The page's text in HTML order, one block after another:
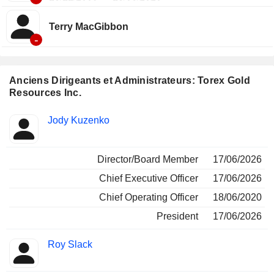
Anciens Dirigeants et Administrateurs: Torex Gold
Resources Inc.
Insider
Fonctions
occupées
Jody Kuzenko
Director/Board Member
17/06/2026
Chief Executive Officer
17/06/2026
Chief Operating Officer
18/06/2020
President
17/06/2026
Roy Slack
-
Terry MacGibbon